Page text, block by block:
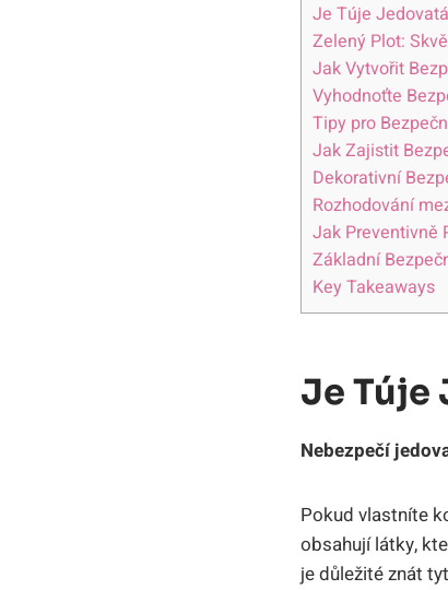
Je Túje
Zelený Plot:
Jak Vytvořit
Vyhodnoťte
Tipy pro
Jak Zajistit
Dekorativní
Rozhodování
Jak Preventivně
Základní
Key Takeaways
Je Túje
Nebezpečí
Pokud vlastníte
obsahují látky,
je důležité znát